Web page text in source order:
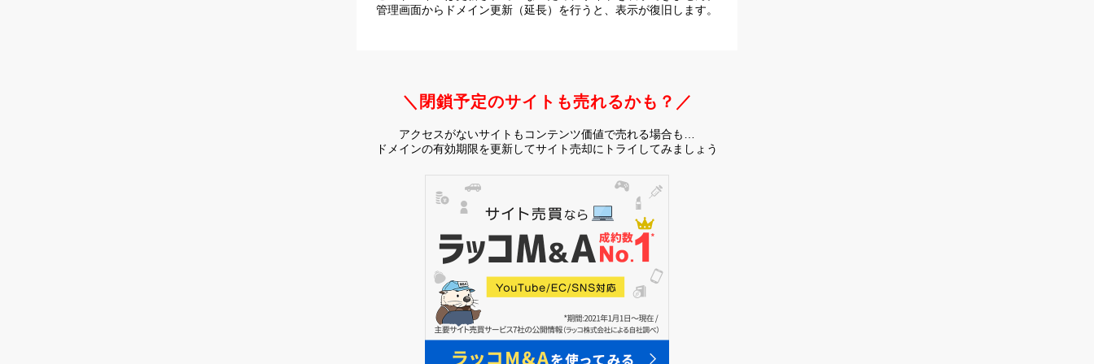
管理画面からドメイン更新（延長）を行うと、 表示が復旧します。
＼閉鎖予定のサイトも売れるかも？／
アクセスがないサイトもコンテンツ価値で売れる場合も…
ドメインの有効期限を更新してサイト売却にトライしてみましょう